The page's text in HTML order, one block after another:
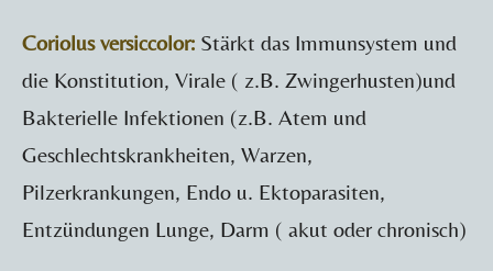
Coriolus versiccolor: Stärkt das Immunsystem und
die Konstitution, Virale ( z.B. Zwingerhusten)und
Bakterielle Infektionen (z.B. Atem und
Geschlechtskrankheiten, Warzen,
Pilzerkrankungen, Endo u. Ektoparasiten,
Entzündungen Lunge, Darm ( akut oder chronisch)